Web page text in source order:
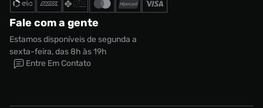
Fale com a gente
Estamos disponíveis de segunda a
sexta-feira, das 8h às 19h
Entre Em Contato